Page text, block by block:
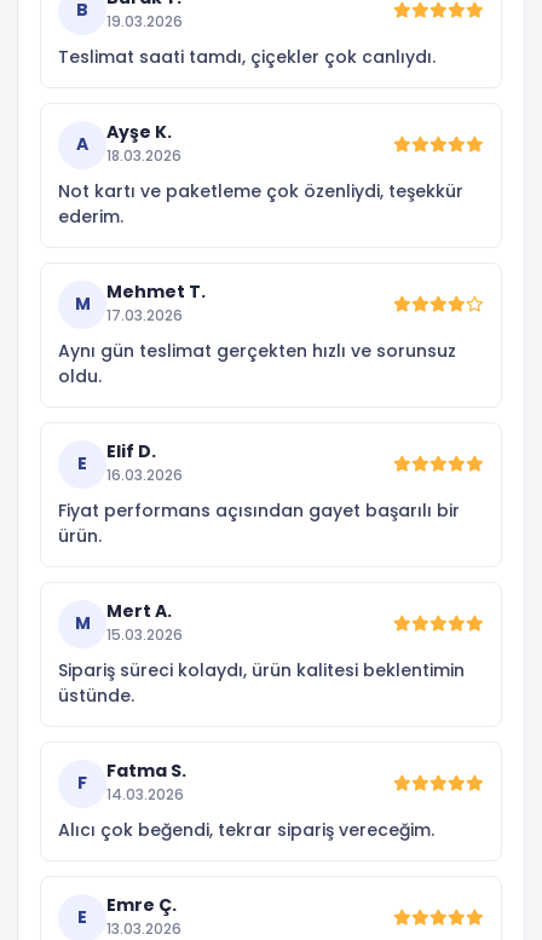
B 19.03.2026
Teslimat saati tamdı, çiçekler çok canlıydı.
A
Ayşe K.
18.03.2026
Not kartı ve paketleme çok özenliydi, teşekkür
ederim.
M
Mehmet T.
17.03.2026
Aynı gün teslimat gerçekten hızlı ve sorunsuz
oldu.
E
Elif D.
16.03.2026
Fiyat performans açısından gayet başarılı bir
ürün.
M
Mert A.
15.03.2026
Sipariş süreci kolaydı, ürün kalitesi beklentimin
üstünde.
F
Fatma S.
14.03.2026
Alıcı çok beğendi, tekrar sipariş vereceğim.
E
Emre Ç.
13.03.2026